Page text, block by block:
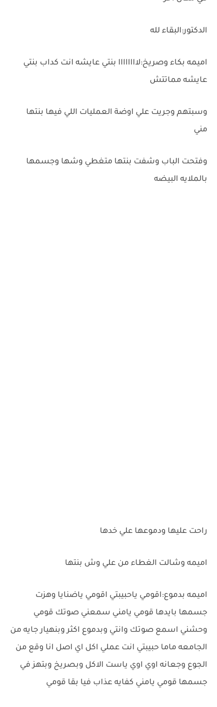
الدكتور:البقاء لله
اميمه بكاء وصريخ:لاااااااا بنتي عايشه انت كداب بنتي
عايشه مماتتش
وسبتهم وجريت علي اوضة العمليات اللي فيها بنتها
مني
وفتحت الباب وشفت بنتها متغطي وشها وجسمها
بالملايه البيضه
راحت عليها ودموعها علي خدها
اميمه وشالت الغطاء من علي وش بنتها
اميمه بدموع:اقومي ياحبيبتي اقومي ياضنايا وهزت
جسمها بايدها قومي يامني سمعني صوتك قومي
وحشني اسمع صوتك وانتي وبدموع اكثر وبنهيار جايه من
الجامعه ماما حبيبتي انت عملي اكل اي اصل انا وقع من
الجوع وجعانه اوي اوي ياست الاكل وبصريخ وبتهز في
جسمها قومي يامني كفايه عذاب فيا بقا قومي